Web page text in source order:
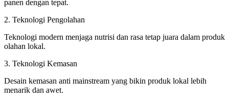
panen dengan tepat.
2. Teknologi Pengolahan
Teknologi modern menjaga nutrisi dan rasa tetap juara dalam produk
olahan lokal.
3. Teknologi Kemasan
Desain kemasan anti mainstream yang bikin produk lokal lebih
menarik dan awet.